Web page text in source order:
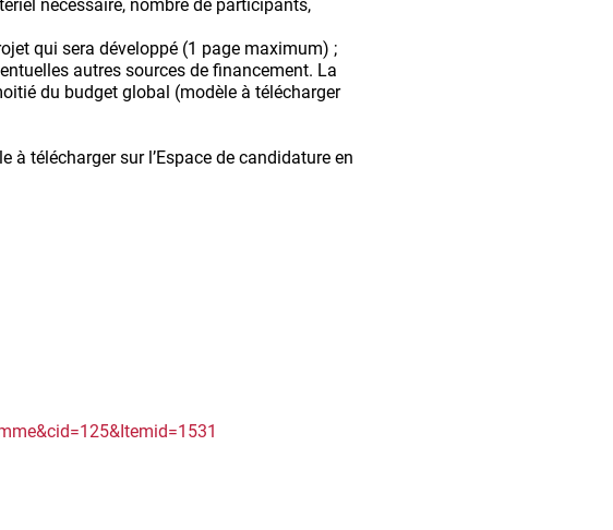
nécessaire, nombre de participants,
qui sera développé (1 page maximum) ;
autres sources de financement. La
du budget global (modèle à télécharger
télécharger sur l’Espace de candidature en